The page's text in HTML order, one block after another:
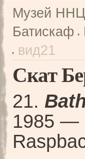
Музей
Батискаф
вид21
Скат
21.
1985 —